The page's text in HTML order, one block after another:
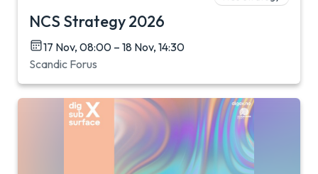
NCS Strategy 2026
17 Nov, 08:00 – 18 Nov, 14:30
Scandic Forus